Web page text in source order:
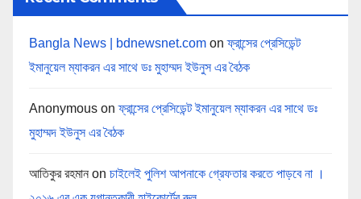
Bangla News | bdnewsnet.com onফ্রান্সের প্রেসিডেন্ট
ইমানুয়েল ম্যাকরন এর সাথে ডঃ মুহাম্মদ ইউনুস এর বৈঠক
Anonymous onফ্রান্সের প্রেসিডেন্ট ইমানুয়েল ম্যাকরন এর সাথে ডঃ
মুহাম্মদ ইউনুস এর বৈঠক
আতিকুর রহমান on চাইলেই পুলিশ আপনাকে গ্রেফতার করতে পাড়বে না ।